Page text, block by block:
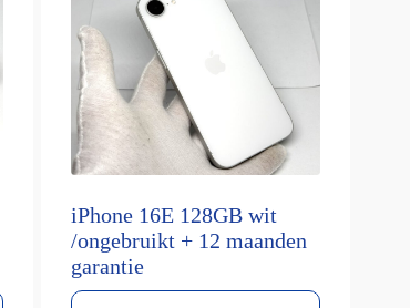
iPhone 16E 128GB wit
/ongebruikt + 12 maanden
garantie